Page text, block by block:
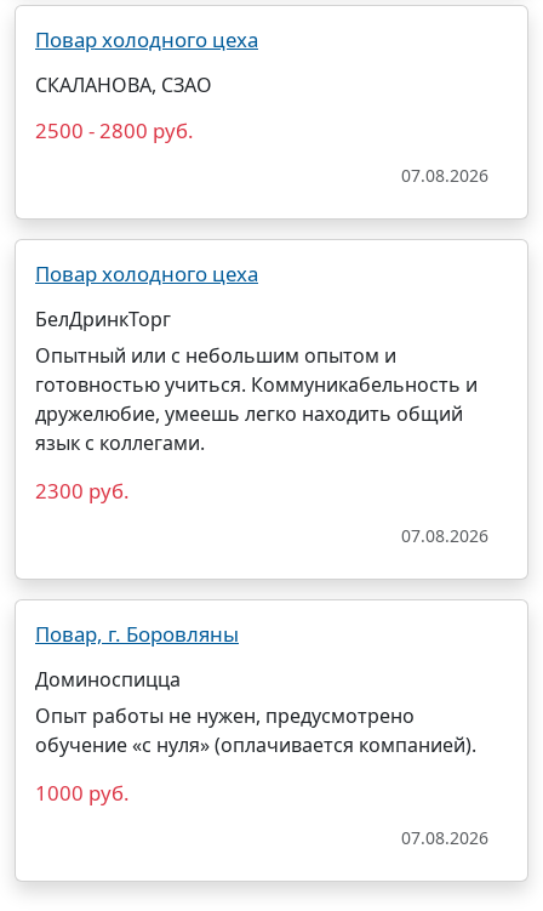
Повар холодного цеха
СКАЛАНОВА, СЗАО
2500 - 2800 руб.
07.08.2026
Повар холодного цеха
БелДринкТорг
Опытный или с небольшим опытом и
готовностью учиться. Коммуникабельность и
дружелюбие, умеешь легко находить общий
язык с коллегами.
2300 руб.
07.08.2026
Повар, г. Боровляны
Доминоспицца
Опыт работы не нужен, предусмотрено
обучение «с нуля» (оплачивается компанией).
1000 руб.
07.08.2026